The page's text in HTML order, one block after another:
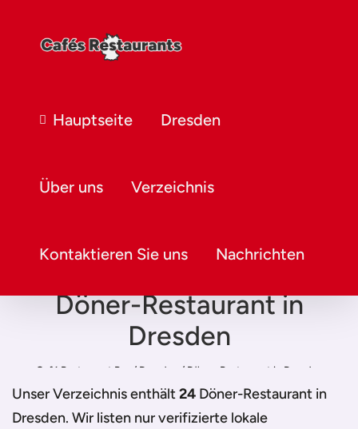
Hauptseite Dresden
Über uns Verzeichnis
Kontaktieren Sie uns Nachrichten
Döner-Restaurant in
Dresden
Café Restaurant Bar / Dresden / Döner-Restaurant in Dresden
Unser Verzeichnis enthält24 Döner-Restaurant in
Dresden. Wir listen nur verifizierte lokale